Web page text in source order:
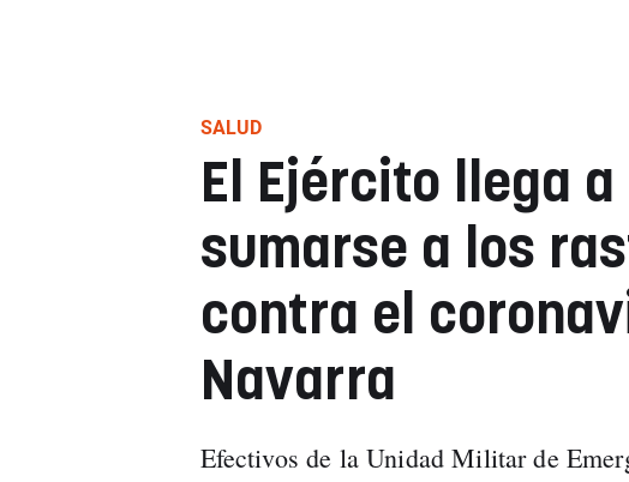
SALUD
El Ejército llega
sumarse a los
contra el
Navarra
Efectivos de la Unidad Militar de